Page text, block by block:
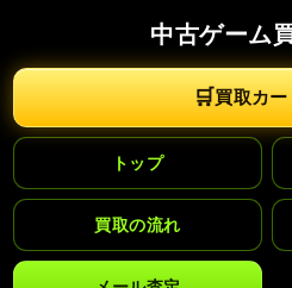
中古ゲーム
🛒買取カ
トップ
買取の流れ